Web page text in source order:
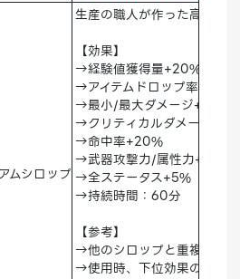
ムシロップ
生産の職人が作った高級プ
【効果】
→経験値獲得量+20%
→アイテムドロップ率+30%
→最小/最大ダメージ+50%
→クリティカルダメージ
→命中率+20%
→武器攻撃力/属性力+5%
→全ステータス+5%
→持続時間：60分
【参考】
→他のシロップと重複使用
→使用時、下位効果のシロ